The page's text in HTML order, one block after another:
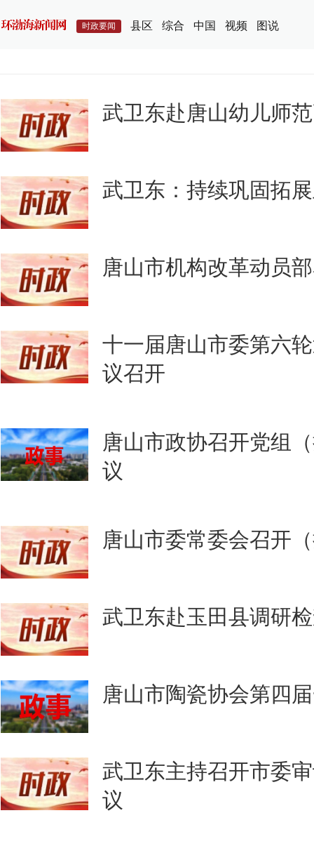
时政要闻 县区 综合 中国 视频 图说
武卫东赴唐山幼儿师
武卫东：持续巩固拓
唐山市机构改革动员
十一届唐山市委第六
议召开
唐山市政协召开党组
议
唐山市委常委会召开
武卫东赴玉田县调研
唐山市陶瓷协会第四
武卫东主持召开市委
议